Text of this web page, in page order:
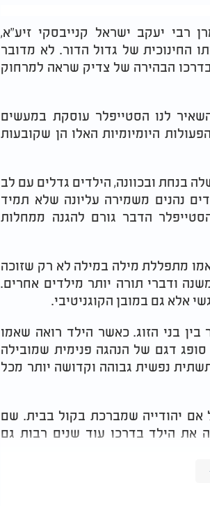
רבי יעקב ישראל קנייבסקי זיע"א,
החינוכית של גדול הדור. לא מדובר
בדרכו הבהירה של צדיק שראה למרחוק
לנו הסטייפלר עוסקת במעשים
היומיומיות האלו הן שקובעות
בנחת ובכוונה, הילדים גדלים עם לב
נהנים משמירה עליונה שלא תמיד
הדבר גורם להגנה ממחלות
מתפללת מילה במילה לא רק שזוכה
ודברי תורה יותר מילדים אחרים.
אלא גם במובן הקוגניטיבי.
בין בני הזוג. כאשר הילד רואה שאמו
דגם של הנהגה פנימית שמובילה
נפשית גבוהה וקדושה יותר מכל
אם יהודייה שמברכת בקול בבית. שם
את הילד בדרכו עוד שנים רבות גם
תקווה. אם נדע להשיב את האימהות